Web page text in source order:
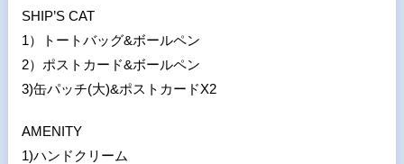
SHIP’S CAT
1）トートバッグ&ボールペン
2）ポストカード&ボールペン
3)缶パッチ(大)&ポストカードX2
AMENITY
1)ハンドクリーム